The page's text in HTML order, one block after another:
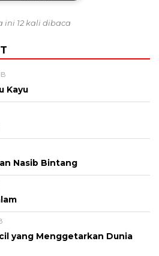
ini 12 kali dibaca
Kayu
Nasib Bintang
yang Menggetarkan Dunia